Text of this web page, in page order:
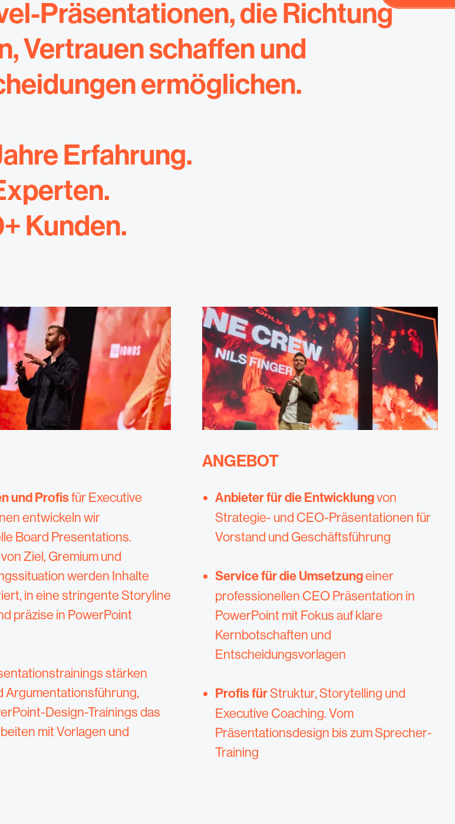
Präsentationen, die Richtung
Vertrauen schaffen und
ermöglichen.
Erfahrung.
Kunden.
und Profisfür Executive
entwickeln wir
Board Presentations.
Ziel, Gremium und
werden Inhalte
in eine stringente Storyline
präzise in PowerPoint
stärken
Argumentationsführung,
Design-Trainings das
mit Vorlagen und
ANGEBOT
Anbieter für die Entwicklungvon
Strategie- und CEO-Präsentationen für
Vorstand und Geschäftsführung
Service für die Umsetzungeiner
professionellen CEO Präsentation in
PowerPoint mit Fokus auf klare
Kernbotschaften und
Entscheidungsvorlagen
Profis fürStruktur, Storytelling und
Executive Coaching. Vom
Präsentationsdesign bis zum Sprecher-
Training